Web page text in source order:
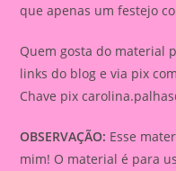
que apenas um festejo
Quem gosta do material
links do blog e via pix
Chave pix
OBSERVAÇÃO: Esse
mim! O material é para